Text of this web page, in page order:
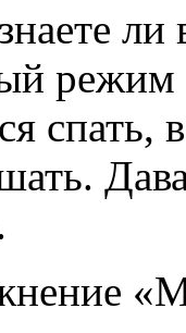
ли
режим
спать,